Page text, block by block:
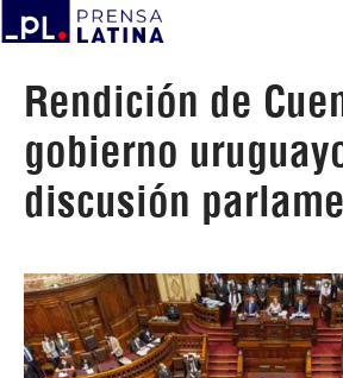
Rendición de
gobierno
discusión